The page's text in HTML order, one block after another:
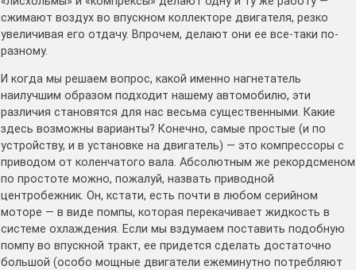
сжимают воздух во впускном коллекторе двигателя, резко
увеличивая его отдачу. Впрочем, делают они ее все-таки по-
разному.
И когда мы решаем вопрос, какой именно нагнетатель
наилучшим образом подходит нашему автомобилю, эти
различия становятся для нас весьма существенными. Какие
здесь возможны варианты? Конечно, самые простые (и по
устройству, и в установке на двигатель) — это компрессоры с
приводом от коленчатого вала. Абсолютным же рекордсменом
по простоте можно, пожалуй, назвать приводной
центробежник. Он, кстати, есть почти в любом серийном
моторе — в виде помпы, которая перекачивает жидкость в
системе охлаждения. Если мы вздумаем поставить подобную
помпу во впускной тракт, ее придется сделать достаточно
большой (особо мощные двигатели ежеминутно потребляют